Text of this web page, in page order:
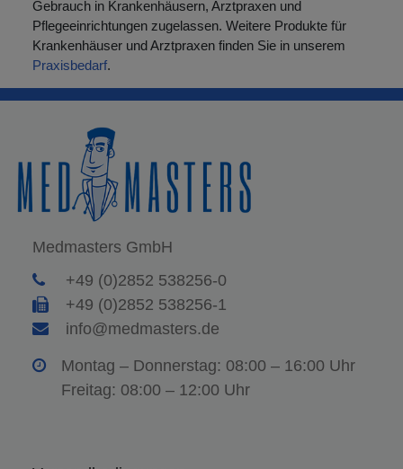
Gebrauch in Krankenhäusern, Arztpraxen und
Pflegeeinrichtungen zugelassen. Weitere Produkte für
Krankenhäuser und Arztpraxen finden Sie in unserem
Praxisbedarf.
Medmasters GmbH
+49 (0)2852 538256-0
+49 (0)2852 538256-1
info@medmasters.de
Montag – Donnerstag: 08:00 – 16:00 Uhr
Freitag: 08:00 – 12:00 Uhr